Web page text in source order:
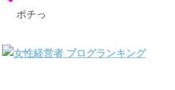
ポチっ